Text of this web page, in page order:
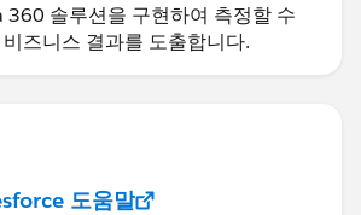
360 솔루션을 구현하여 측정할 수
즈니스 결과를 도출합니다.
도움말